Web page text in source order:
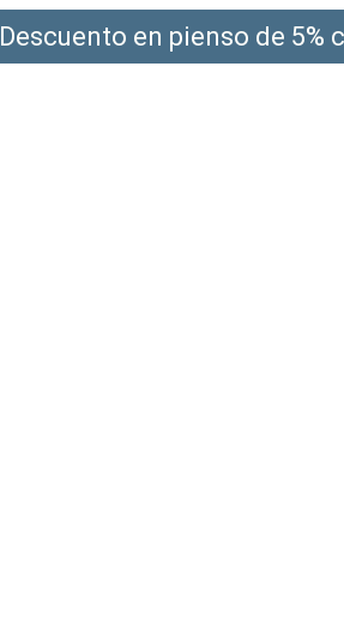
Descuento en pienso de 5%